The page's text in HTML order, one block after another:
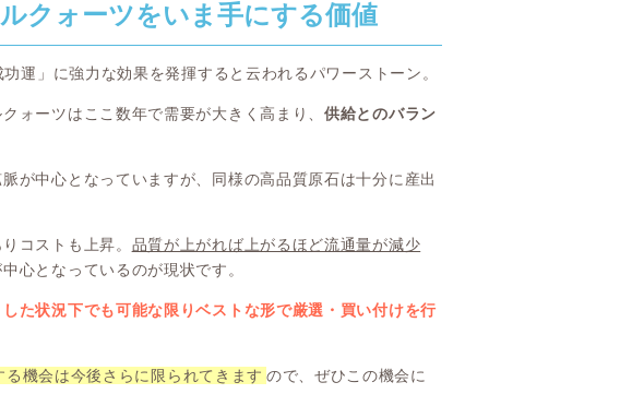
クォーツをいま手にする価値
運」に強力な効果を発揮すると云われるパワーストーン。
ォーツはここ数年で需要が大きく高まり、 供給とのバラン
が中心となっていますが、同様の高品質原石は十分に産出
コストも上昇。 品質が上がれば上がるほど流通量が減少
心となっているのが現状です。
た状況下でも可能な限りベストな形で厳選・買い付けを行
る機会は今後さらに限られてきます ので、ぜひこの機会に